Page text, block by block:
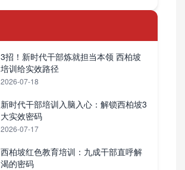
3招！新时代干部炼就担当本领 西柏坡
培训给实效路径
2026-07-18
新时代干部培训入脑入心：解锁西柏坡3
大实效密码
2026-07-17
西柏坡红色教育培训：九成干部直呼解
渴的密码